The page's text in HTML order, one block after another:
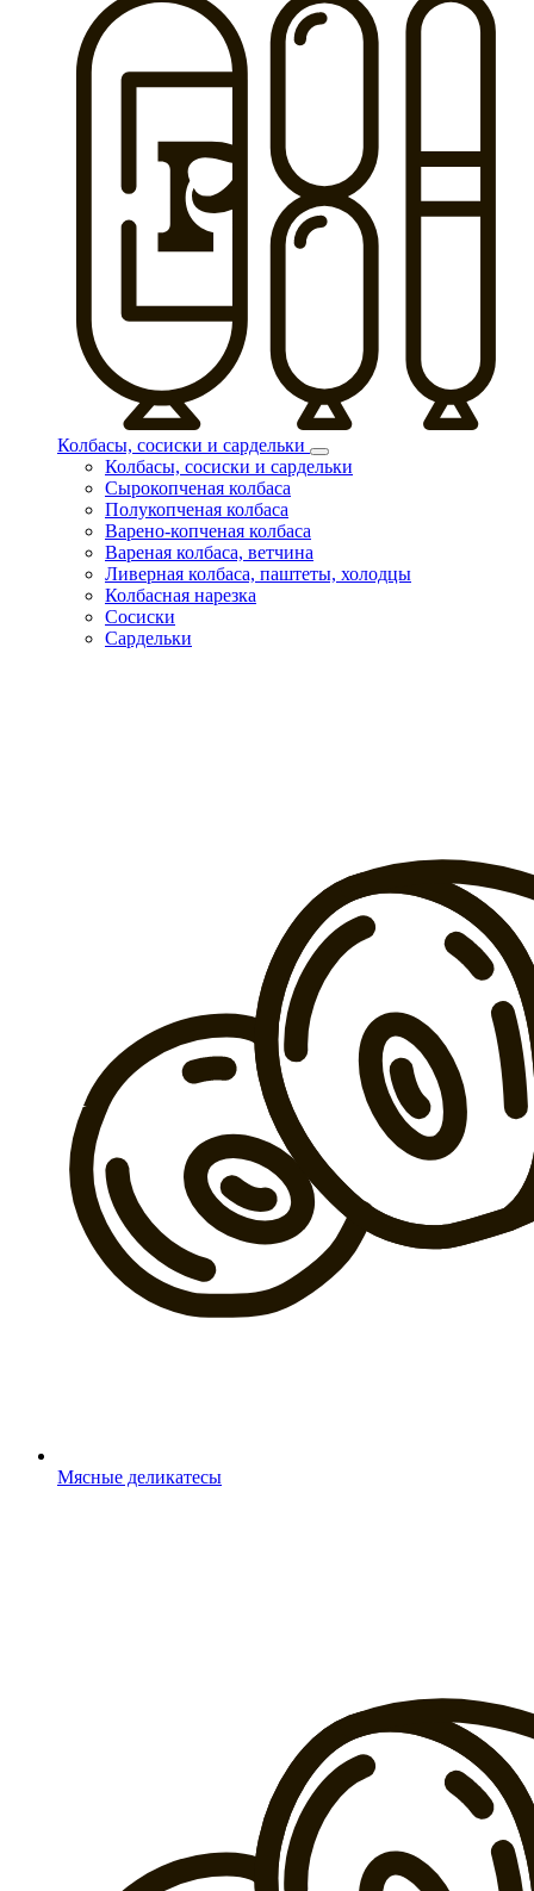
Колбасы, сосиски и сардельки
Колбасы, сосиски и сардельки
Сырокопченая колбаса
Полукопченая колбаса
Варено-копченая колбаса
Вареная колбаса, ветчина
Ливерная колбаса, паштеты, холодцы
Колбасная нарезка
Сосиски
Сардельки
Мясные деликатесы